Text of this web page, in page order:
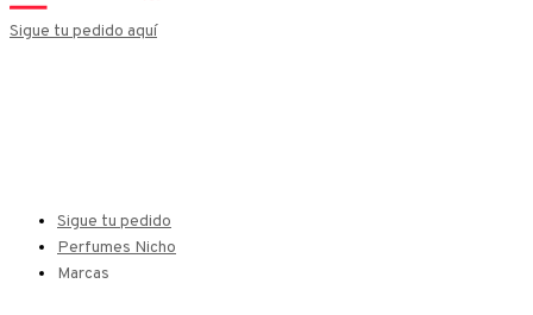
Sigue tu pedido aquí
Sigue tu pedido
Perfumes Nicho
Marcas